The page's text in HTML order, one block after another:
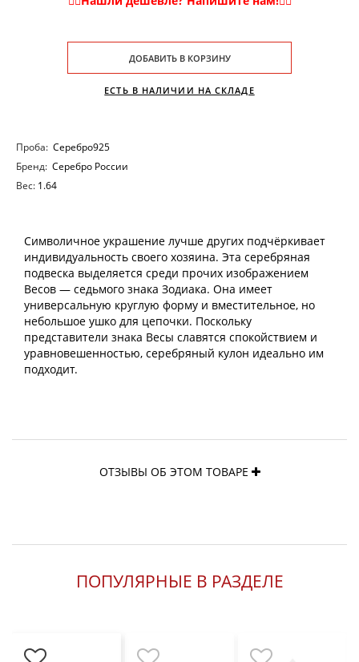
ДОБАВИТЬ В КОРЗИНУ
ЕСТЬ В НАЛИЧИИ НА СКЛАДЕ
Проба: Серебро925
Бренд: Серебро России
Вес: 1.64
Символичное украшение лучше других подчёркивает
индивидуальность своего хозяина. Эта серебряная
подвеска выделяется среди прочих изображением
Весов — седьмого знака Зодиака. Она имеет
универсальную круглую форму и вместительное, но
небольшое ушко для цепочки. Поскольку
представители знака Весы славятся спокойствием и
уравновешенностью, серебряный кулон идеально им
подходит.
ОТЗЫВЫ ОБ ЭТОМ ТОВАРЕ
ПОПУЛЯРНЫЕ В РАЗДЕЛЕ